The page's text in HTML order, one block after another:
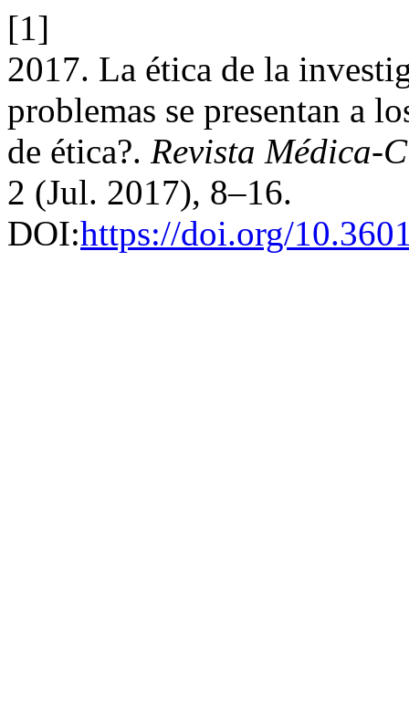
[1]
2017. La ética de la
problemas se presentan a
de ética?. Revista Médica-
2 (Jul. 2017), 8–16.
DOI:https://doi.org/